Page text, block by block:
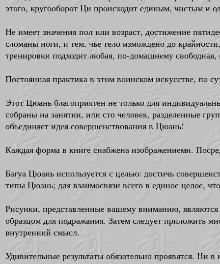
этого, кругооборот Ци происходит единым, чистым и
Не имеет значения пол или возраст, достижение
сломаны ноги, и тем, чье тело измождено до
тренировки подходит любая, по-домашнему свободная,
Постоянная практика в этом воинском искусстве, по
Этот Цюань благоприятен не только для
собраны на занятии, или сто человек, разделенные
объединяет идея совершенствования в Цюань!
Каждая форма в книге снабжена изображениеми.
Багуа Цюань используется с целью: достичь
типы Цюань; для взаимосвязи всего в единое целое,
Рисунки, представленные вашему вниманию,
образцом для подражания. Затем следует приложить
внутренний смысл.
Удивительные результаты обязательно проявятся. Ни